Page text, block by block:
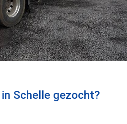
Schelle gezocht?